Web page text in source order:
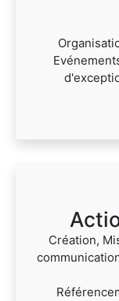
Création,